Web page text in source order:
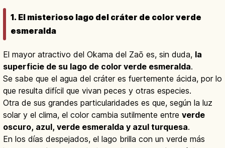
1. El misterioso lago del cráter de color verde
esmeralda
El mayor atractivo del Okama del Zaō es, sin duda, la
superficie de su lago de color verde esmeralda.
Se sabe que el agua del cráter es fuertemente ácida, por lo
que resulta difícil que vivan peces y otras especies.
Otra de sus grandes particularidades es que, según la luz
solar y el clima, el color cambia sutilmente entre verde
oscuro, azul, verde esmeralda y azul turquesa.
En los días despejados, el lago brilla con un verde más